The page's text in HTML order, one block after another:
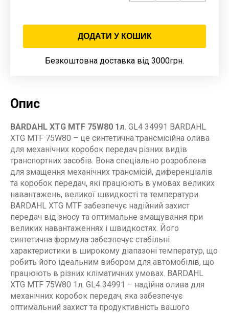
ДОДАТИ У КОШИК
Безкоштовна доставка від 3000грн.
Опис
BARDAHL XTG MTF 75W80 1л. GL4 34991 BARDAHL
XTG MTF 75W80 – це синтетична трансмісійна олива
для механічних коробок передач різних видів
транспортних засобів. Вона спеціально розроблена
для змащення механічних трансмісій, диференціалів
та коробок передач, які працюють в умовах великих
навантажень, великої швидкості та температури.
BARDAHL XTG MTF забезпечує надійний захист
передач від зносу та оптимальне змащування при
великих навантаженнях і швидкостях. Його
синтетична формула забезпечує стабільні
характеристики в широкому діапазоні температур, що
робить його ідеальним вибором для автомобілів, що
працюють в різних кліматичних умовах. BARDAHL
XTG MTF 75W80 1л. GL4 34991 – надійна олива для
механічних коробок передач, яка забезпечує
оптимальний захист та продуктивність вашого